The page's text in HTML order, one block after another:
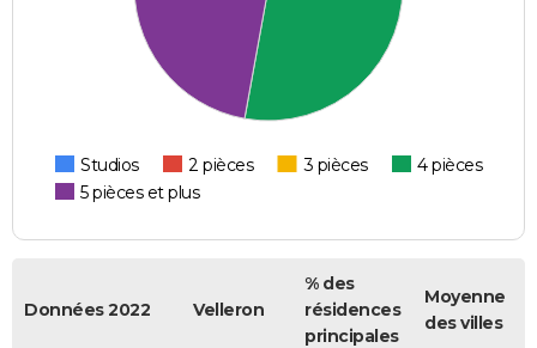
Studios 2 pièces 3 pièces
4 pièces
5 pièces et plus
Données 2022 Velleron
% des
résidences
principales
Moyenne
des villes